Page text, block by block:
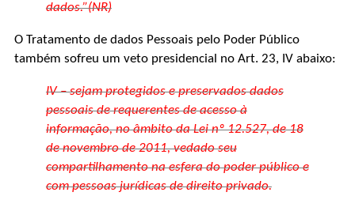
dados.”(NR)
O Tratamento de dados Pessoais pelo Poder Público
também sofreu um veto presidencial no Art. 23, IV abaixo:
IV – sejam protegidos e preservados dados
pessoais de requerentes de acesso à
informação, no âmbito da Lei nº 12.527, de 18
de novembro de 2011, vedado seu
compartilhamento na esfera do poder público e
com pessoas jurídicas de direito privado.